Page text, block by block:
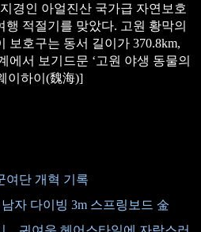
경인 아얼진산 국가급 자연보호
적절기를 맞았다. 고원 황막의
보호구는 동서 길이가 370.8km,
에서 보기드문 ‘고원 야생 동물의
이하이(魏海)]
여단 개혁 기록
자 다이빙 3m 스프링보드 金